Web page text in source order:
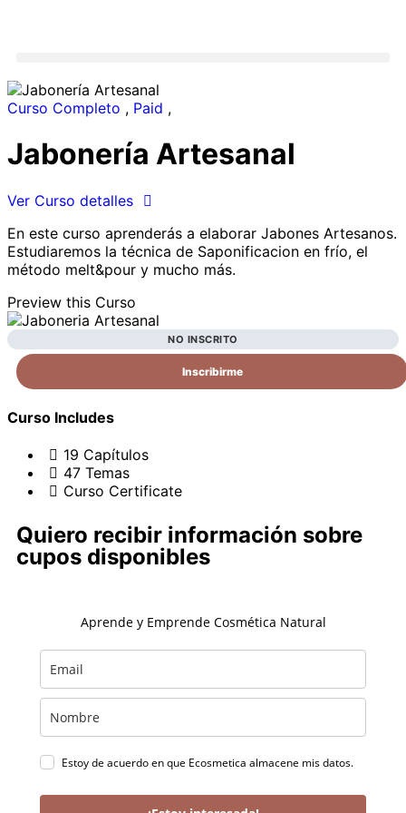
Curso Completo , Paid ,
Jabonería Artesanal
Ver Curso detalles
En este curso aprenderás a elaborar Jabones Artesanos.
Estudiaremos la técnica de Saponificacion en frío, el
método melt&pour y mucho más.
Preview this Curso
NO INSCRITO
Inscribirme
Curso Includes
19 Capítulos
47 Temas
Curso Certificate
Quiero recibir información sobre
cupos disponibles
Aprende y Emprende Cosmética Natural
Estoy de acuerdo en que Ecosmetica almacene mis datos.